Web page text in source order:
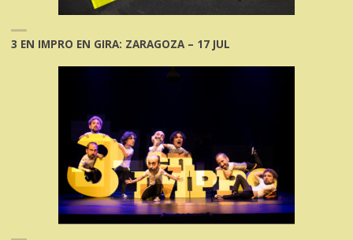
3 EN IMPRO EN GIRA: ZARAGOZA – 17 JUL